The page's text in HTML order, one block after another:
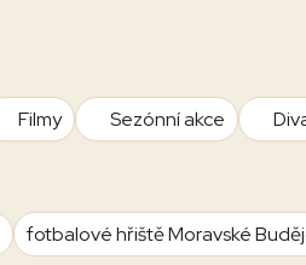
Filmy Sezónní akce
fotbalové hřiště Moravské